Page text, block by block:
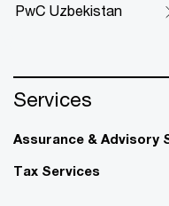
PwC Uzbekistan
Services
Assurance & Advisory
Tax Services